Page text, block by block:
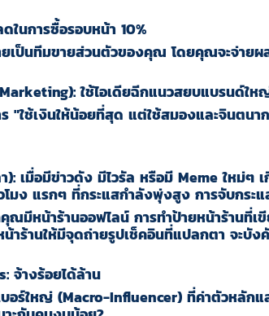
ในการซื้อรอบหน้า 10%
ยเป็นทีมขายส่วนตัวของคุณ โดยคุณจะจ่าย
ใช้ไอเดียฉีกแนวสยบแบรนด์ให
"ใช้เงินให้น้อยที่สุด แต่ใช้สมองและจินตนา
): เมื่อมีข่าวดัง มีไวรัล หรือมี Meme ใหม่ๆ
มง แรกๆ ที่กระแสกำลังพุ่งสูง การจับกระ
ณมีหน้าร้านออฟไลน์ การทำป้ายหน้าร้านที่
าร้านให้มีจุดถ่ายรูปเช็คอินที่แปลกตา จะ
จ้างร้อยได้ล้าน
บอร์ใหญ่ (Macro-Influencer) ที่ค่าตัวหลัก